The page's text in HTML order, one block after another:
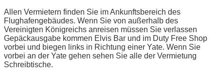
Allen Vermietern finden Sie im Ankunftsbereich des
Flughafengebäudes. Wenn Sie von außerhalb des
Vereinigten Königreichs anreisen müssen Sie verlassen
Gepäckausgabe kommen Elvis Bar und im Duty Free Shop
vorbei und biegen links in Richtung einer Yate. Wenn Sie
vorbei an der Yate gehen sehen Sie alle der Vermietung
Schreibtische.